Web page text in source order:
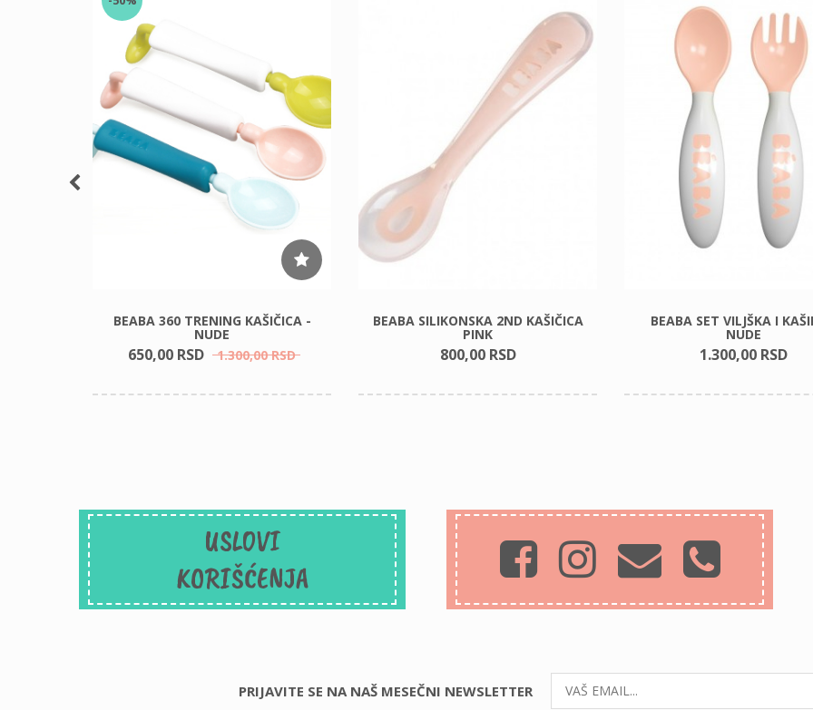
BEABA 360 TRENING KAŠIČICA -
NUDE
650,00 RSD 1.300,00 RSD
BEABA SILIKONSKA 2ND KAŠIČICA
PINK
800,00 RSD
BEABA SET VILJŠKA I
NUDE
1.300,00 RSD
USLOVI
KORIŠĆENJA
PRIJAVITE SE NA NAŠ MESEČNI NEWSLETTER